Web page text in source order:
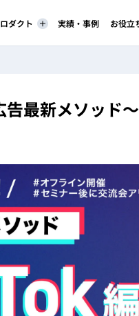
ダクト 実績・事例 お役立
最新メソッド